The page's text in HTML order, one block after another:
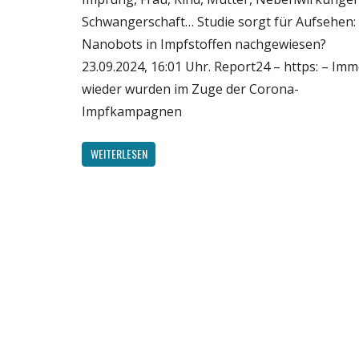
Schwangerschaft… Studie sorgt für Aufsehen:
Nanobots in Impfstoffen nachgewiesen?
23.09.2024, 16:01 Uhr. Report24 – https: –
wieder wurden im Zuge der Corona-
Impfkampagnen
WEITERLESEN